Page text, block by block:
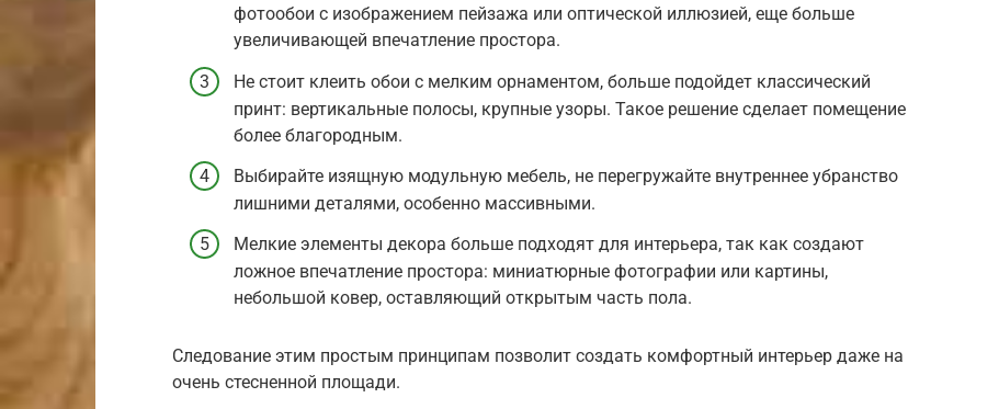
фотообои с изображением пейзажа или оптической иллюзией, еще больше
увеличивающей впечатление простора.
Не стоит клеить обои с мелким орнаментом, больше подойдет классический
принт: вертикальные полосы, крупные узоры. Такое решение сделает помещение
более благородным.
Выбирайте изящную модульную мебель, не перегружайте внутреннее убранство
лишними деталями, особенно массивными.
Мелкие элементы декора больше подходят для интерьера, так как создают
ложное впечатление простора: миниатюрные фотографии или картины,
небольшой ковер, оставляющий открытым часть пола.
Следование этим простым принципам позволит создать комфортный интерьер даже на
очень стесненной площади.